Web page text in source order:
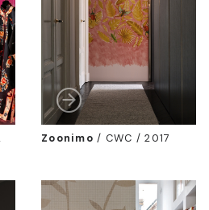
Zoonimo / CWC / 2017